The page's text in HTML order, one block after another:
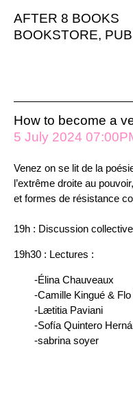
AFTER 8 BOOKS
BOOKSTORE,
How to become a
5 July 2024
Venez on se lit de la
l’extrême droite au
et formes de résistance
19h : Discussion collective
19h30 : Lectures :
-Élina Chauveaux
-Camille Kingué &
-Lætitia Paviani
-Sofía Quintero
-sabrina soyer